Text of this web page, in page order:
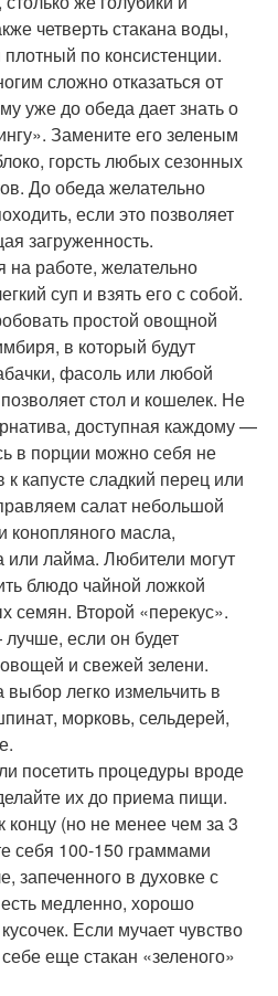
четверть стакана воды,
по консистенции.
сложно отказаться от
уже до обеда дает знать о
Замените его зеленым
горсть любых сезонных
До обеда желательно
если это позволяет
загруженность.
на работе, желательно
суп и взять его с собой.
простой овощной
в который будут
фасоль или любой
стол и кошелек. Не
доступная каждому —
в порции можно себя не
капусте сладкий перец или
салат небольшой
конопляного масла,
лайма. Любители могут
блюдо чайной ложкой
семян. Второй «перекус».
если он будет
и свежей зелени.
легко измельчить в
морковь, сельдерей,
посетить процедуры вроде
их до приема пищи.
концу (но не менее чем за 3
себя 100-150 граммами
запеченного в духовке с
медленно, хорошо
Если мучает чувство
еще стакан «зеленого»